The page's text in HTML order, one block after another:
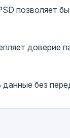
позволяет
доверие
без